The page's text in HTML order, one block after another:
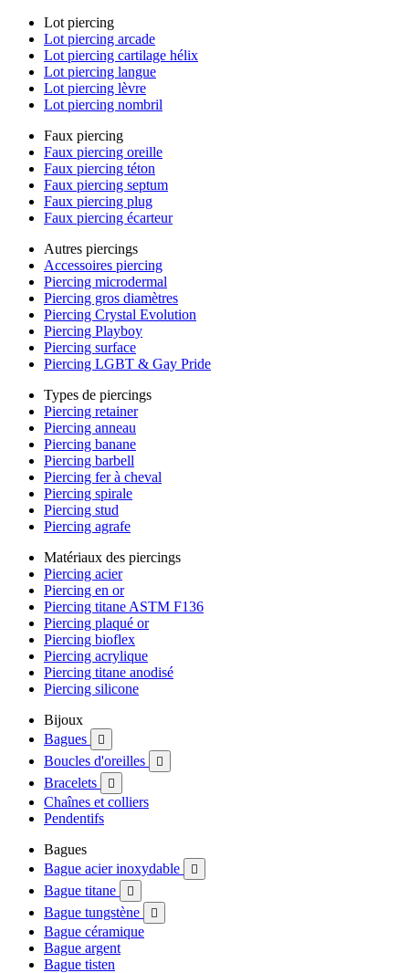
Lot piercing
Lot piercing arcade
Lot piercing cartilage hélix
Lot piercing langue
Lot piercing lèvre
Lot piercing nombril
Faux piercing
Faux piercing oreille
Faux piercing téton
Faux piercing septum
Faux piercing plug
Faux piercing écarteur
Autres piercings
Accessoires piercing
Piercing microdermal
Piercing gros diamètres
Piercing Crystal Evolution
Piercing Playboy
Piercing surface
Piercing LGBT & Gay Pride
Types de piercings
Piercing retainer
Piercing anneau
Piercing banane
Piercing barbell
Piercing fer à cheval
Piercing spirale
Piercing stud
Piercing agrafe
Matériaux des piercings
Piercing acier
Piercing en or
Piercing titane ASTM F136
Piercing plaqué or
Piercing bioflex
Piercing acrylique
Piercing titane anodisé
Piercing silicone
Bijoux
Bagues

Boucles d'oreilles 
Bracelets 
Chaînes et colliers
Pendentifs
Bagues
Bague acier inoxydable

Bague titane 
Bague tungstène 
Bague céramique
Bague argent
Bague tisten